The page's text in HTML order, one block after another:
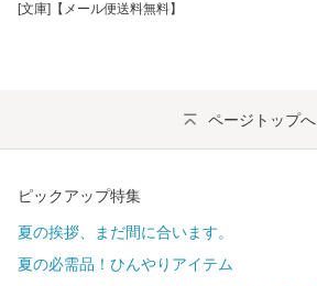
[文庫]【メール便送料無料】
ページトップへ
ピックアップ特集
夏の挨拶、まだ間に合います。
夏の必需品！ひんやりアイテム